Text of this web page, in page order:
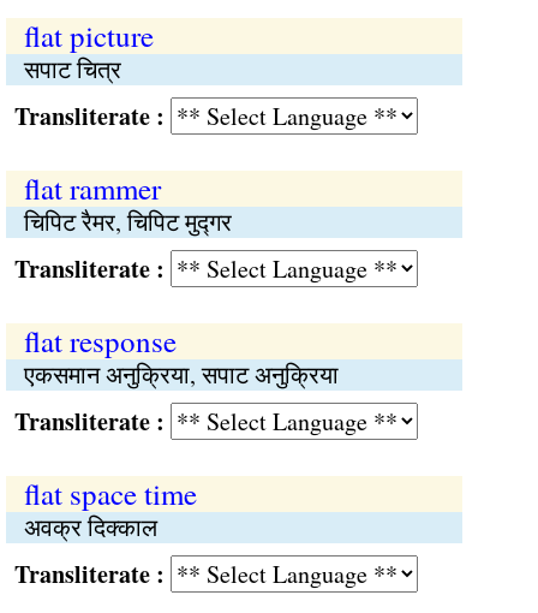
flat picture
सपाट चित्र
:
flat rammer
चिपिट रैमर, चिपिट मुद्गर
:
flat response
एकसमान अनुक्रिया, सपाट अनुक्रिया
:
flat space time
अवक्र दिक्काल
: